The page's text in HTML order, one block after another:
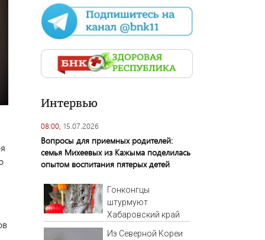
Интервью
08:00, 15.07.2026
Вопросы для приемных родителей:
семья Михеевых из Кажыма поделилась
опытом воспитания пятерых детей
Гонконгцы
штурмуют
Хабаровский край
Из Северной Кореи